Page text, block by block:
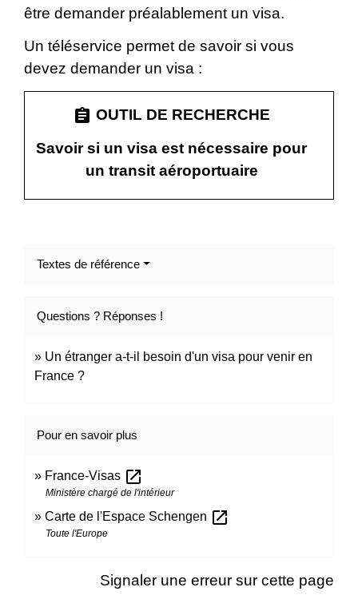
être demander préalablement un visa.
Un téléservice permet de savoir si vous
devez demander un visa :
assignment OUTIL DE RECHERCHE
Savoir si un visa est nécessaire pour
un transit aéroportuaire
Textes de référence
Questions ? Réponses !
Un étranger a-t-il besoin d'un visa pour venir en
France ?
Pour en savoir plus
France-Visas open_in_new
Ministère chargé de l'intérieur
Carte de l'Espace Schengen open_in_new
Toute l'Europe
Signaler une erreur sur cette page